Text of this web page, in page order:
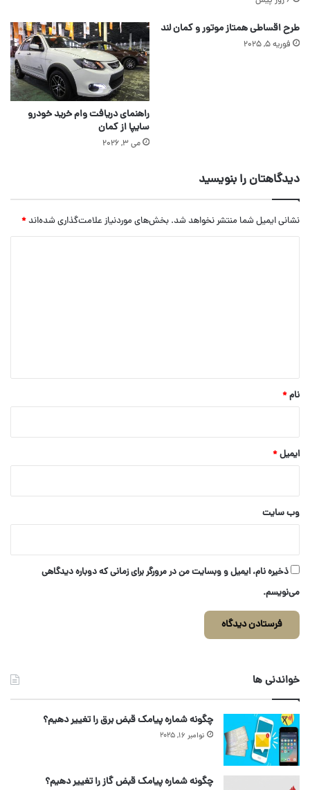
طرح اقساطی همتاز موتور و کمان لند
فوریه 5, 2025
راهنمای دریافت وام خرید خودرو
سایپا از کمان
می 3, 2026
دیدگاهتان را بنویسید
نشانی ایمیل شما منتشر نخواهد شد. بخش‌های موردنیاز علامت‌گذاری شده‌اند *
نام*
ایمیل*
وب‌ سایت
ذخیره نام، ایمیل و وبسایت من در مرورگر برای زمانی که دوباره دیدگاهی
می‌نویسم.
خواندنی ها
چگونه شماره پیامک قبض برق را تغییر دهیم؟
نوامبر 16, 2025
چگونه شماره پیامک قبض گاز را تغییر دهیم؟